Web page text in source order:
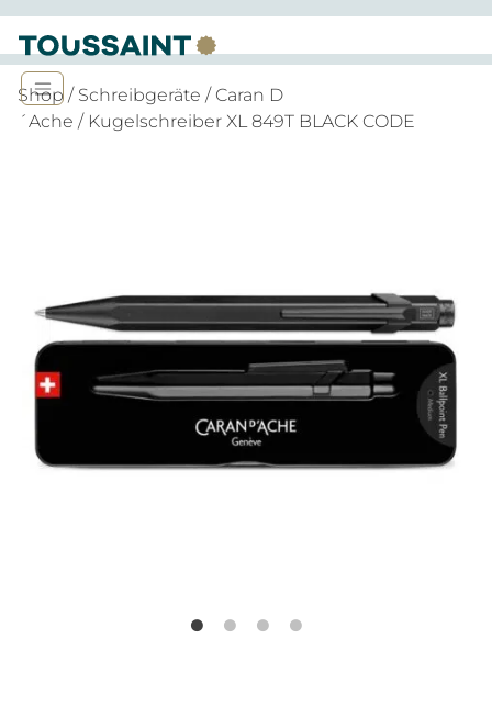
Shop / Schreibgeräte / Caran D
´Ache / Kugelschreiber XL 849T BLACK CODE